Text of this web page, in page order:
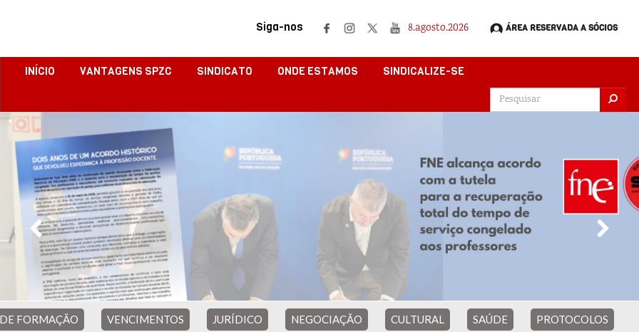
Siga-nos 8.agosto.2026 ÁREA RESERVADA A SÓCIOS
INÍCIO VANTAGENS SPZC SINDICATO ONDE ESTAMOS SINDICALIZE-SE
FORMAÇÃO VENCIMENTOS JURÍDICO NEGOCIAÇÃO CULTURAL SAÚDE PROTOCOLOS